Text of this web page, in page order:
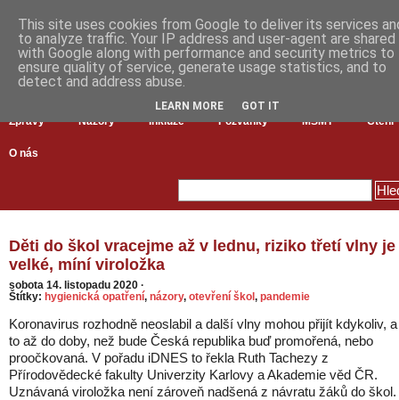
Zprávy Názory Inkluze Pozvánky MŠMT Čtení
O nás
Děti do škol vracejme až v lednu, riziko třetí vlny je
velké, míní viroložka
sobota 14. listopadu 2020 ·
Štítky: hygienická opatření, názory, otevření škol, pandemie
Koronavirus rozhodně neoslabil a další vlny mohou přijít kdykoliv, a
to až do doby, než bude Česká republika buď promořená, nebo
proočkovaná. V pořadu iDNES to řekla Ruth Tachezy z
Přírodovědecké fakulty Univerzity Karlovy a Akademie věd ČR.
Uznávaná viroložka není zároveň nadšená z návratu žáků do škol.
This site uses cookies from Google to deliver its services
to analyze traffic. Your IP address and user-agent are shared
with Google along with performance and security metrics to
ensure quality of service, generate usage statistics, and to
detect and address abuse.
LEARN MORE GOT IT